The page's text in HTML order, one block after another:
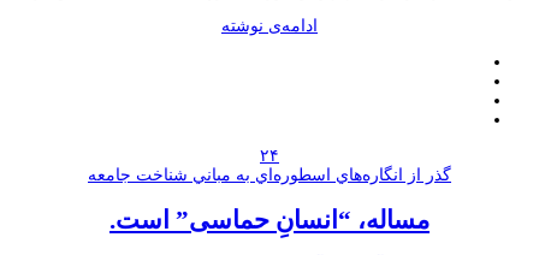
ادامه‌ی نوشته
۲۴
گذر از انگاره‌هاي اسطوره‌اي به مباني شناخت جامعه
مساله، “انسانِ حماسی” است.